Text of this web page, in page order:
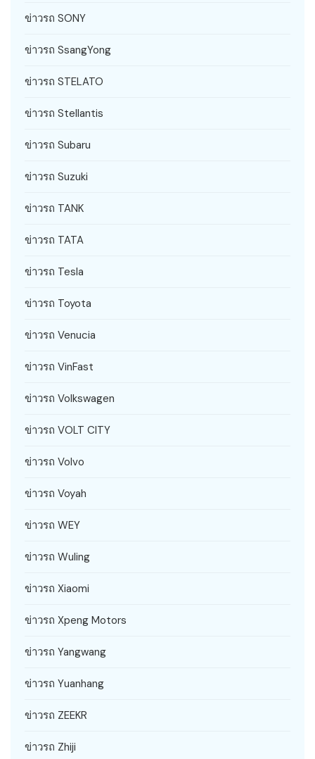
ข่าวรถ SONY
ข่าวรถ SsangYong
ข่าวรถ STELATO
ข่าวรถ Stellantis
ข่าวรถ Subaru
ข่าวรถ Suzuki
ข่าวรถ TANK
ข่าวรถ TATA
ข่าวรถ Tesla
ข่าวรถ Toyota
ข่าวรถ Venucia
ข่าวรถ VinFast
ข่าวรถ Volkswagen
ข่าวรถ VOLT CITY
ข่าวรถ Volvo
ข่าวรถ Voyah
ข่าวรถ WEY
ข่าวรถ Wuling
ข่าวรถ Xiaomi
ข่าวรถ Xpeng Motors
ข่าวรถ Yangwang
ข่าวรถ Yuanhang
ข่าวรถ ZEEKR
ข่าวรถ Zhiji